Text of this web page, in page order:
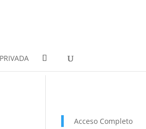
Acceso Completo